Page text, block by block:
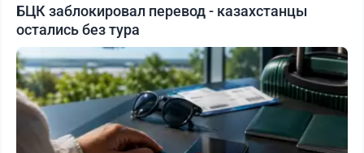
БЦК заблокировал перевод - казахстанцы
остались без тура